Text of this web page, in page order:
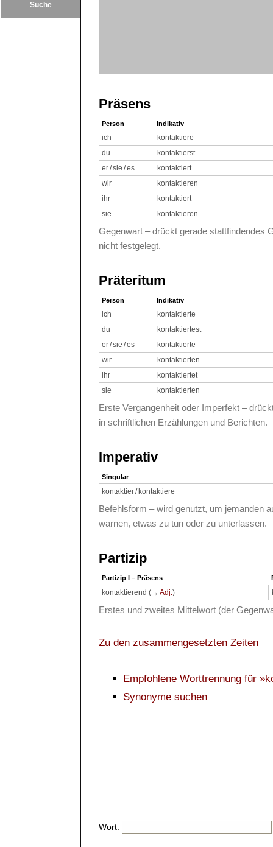
Suche
Präsens
Person Indikativ
ich
kontaktiere
du
kontaktierst
er / sie / es
kontaktiert
wir
kontaktieren
ihr
kontaktiert
sie
kontaktieren
Gegenwart – drückt gerade stattfindendes
nicht festgelegt.
Präteritum
Person Indikativ
ich
kontaktierte
du
kontaktiertest
er / sie / es
kontaktierte
wir
kontaktierten
ihr
kontaktiertet
sie
kontaktierten
Erste Vergangenheit oder Imperfekt –
in schriftlichen Erzählungen und Berichten.
Imperativ
Singular
kontaktier / kontaktiere
Befehlsform – wird genutzt, um jemanden
warnen, etwas zu tun oder zu unterlassen.
Partizip
Partizip I – Präsens
kontaktierend (→ Adj.)
Erstes und zweites Mittelwort (der
Zu den zusammengesetzten Zeiten
Empfohlene Worttrennung für
Synonyme suchen
Wort: